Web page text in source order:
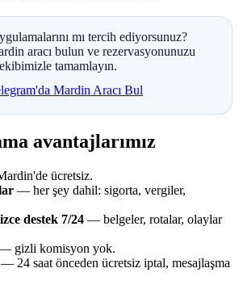
mı tercih ediyorsunuz?
aracı bulun ve rezervasyonunuzu
ekibimizle tamamlayın.
Mardin Aracı Bul
avantajlarımız
ücretsiz.
— her şey dahil: sigorta, vergiler,
destek 7/24 — belgeler, rotalar, olaylar
gizli komisyon yok.
— 24 saat önceden ücretsiz iptal, mesajlaşma